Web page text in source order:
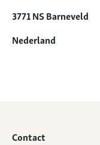
3771 NS Barneveld
Nederland
Contact